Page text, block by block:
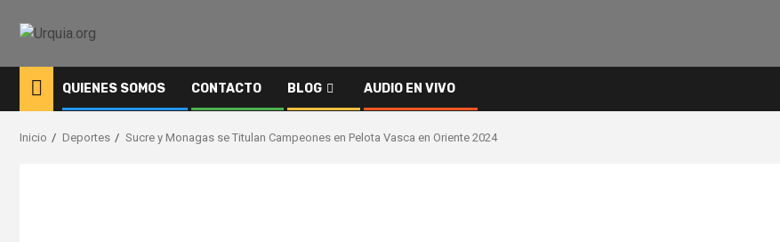
QUIENES SOMOS CONTACTO BLOG AUDIO EN VIVO
Inicio Deportes Sucre y Monagas se Titulan Campeones en Pelota Vasca en Oriente 2024